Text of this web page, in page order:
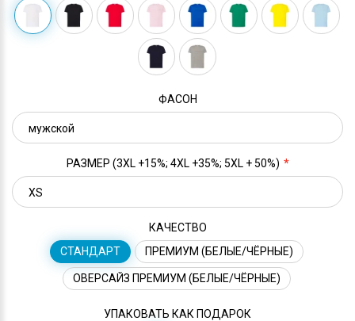
ФАСОН
РАЗМЕР (3XL +15%; 4XL +35%; 5XL + 50%)
КАЧЕСТВО
СТАНДАРТ
ПРЕМИУМ (БЕЛЫЕ/ЧЁРНЫЕ)
ОВЕРСАЙЗ ПРЕМИУМ (БЕЛЫЕ/ЧЁРНЫЕ)
УПАКОВАТЬ КАК ПОДАРОК